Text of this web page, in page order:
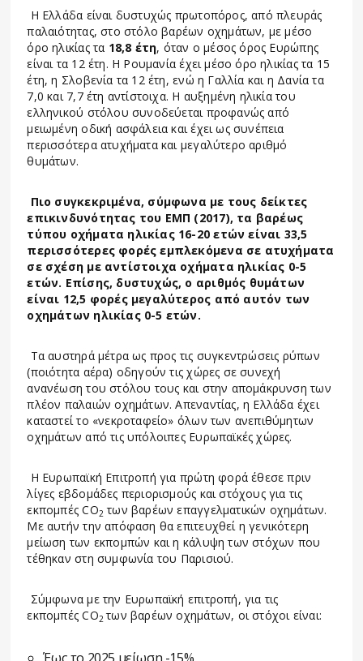
Η Ελλάδα είναι δυστυχώς πρωτοπόρος, από πλευράς
παλαιότητας, στο στόλο βαρέων οχημάτων, με μέσο
όρο ηλικίας τα 18,8 έτη, όταν ο μέσος όρος Ευρώπης
είναι τα 12 έτη. Η Ρουμανία έχει μέσο όρο ηλικίας τα 15
έτη, η Σλοβενία τα 12 έτη, ενώ η Γαλλία και η Δανία τα
7,0 και 7,7 έτη αντίστοιχα. Η αυξημένη ηλικία του
ελληνικού στόλου συνοδεύεται προφανώς από
μειωμένη οδική ασφάλεια και έχει ως συνέπεια
περισσότερα ατυχήματα και μεγαλύτερο αριθμό
θυμάτων.
Πιο συγκεκριμένα, σύμφωνα με τους δείκτες
επικινδυνότητας του ΕΜΠ (2017), τα βαρέως
τύπου οχήματα ηλικίας 16-20 ετών είναι 33,5
περισσότερες φορές εμπλεκόμενα σε ατυχήματα
σε σχέση με αντίστοιχα οχήματα ηλικίας 0-5
ετών. Επίσης, δυστυχώς, ο αριθμός θυμάτων
είναι 12,5 φορές μεγαλύτερος από αυτόν των
οχημάτων ηλικίας 0-5 ετών.
Τα αυστηρά μέτρα ως προς τις συγκεντρώσεις ρύπων
(ποιότητα αέρα) οδηγούν τις χώρες σε συνεχή
ανανέωση του στόλου τους και στην απομάκρυνση των
πλέον παλαιών οχημάτων. Απεναντίας, η Ελλάδα έχει
καταστεί το «νεκροταφείο» όλων των ανεπιθύμητων
οχημάτων από τις υπόλοιπες Ευρωπαϊκές χώρες.
Η Ευρωπαϊκή Επιτροπή για πρώτη φορά έθεσε πριν
λίγες εβδομάδες περιορισμούς και στόχους για τις
εκπομπές CO2 των βαρέων επαγγελματικών οχημάτων.
Με αυτήν την απόφαση θα επιτευχθεί η γενικότερη
μείωση των εκπομπών και η κάλυψη των στόχων που
τέθηκαν στη συμφωνία του Παρισιού.
Σύμφωνα με την Ευρωπαϊκή επιτροπή, για τις
εκπομπές CO2 των βαρέων οχημάτων, οι στόχοι είναι: